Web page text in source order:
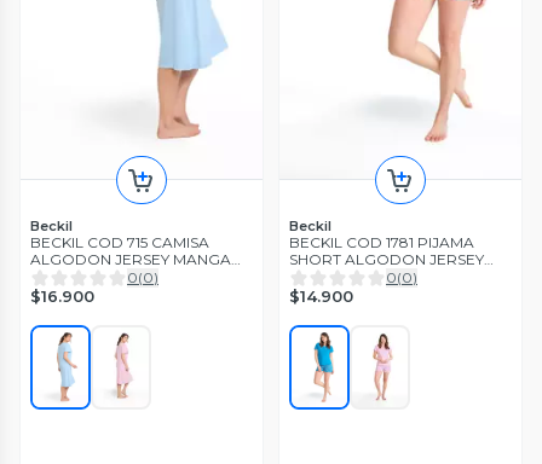
Beckil
BECKIL COD 715 CAMISA
ALGODON JERSEY MANGA
CORTA
0(0)
$16.900
Beckil
BECKIL COD 1781 PIJAMA
SHORT ALGODON JERSEY
ADORNOS CALADOS
0(0)
$14.900